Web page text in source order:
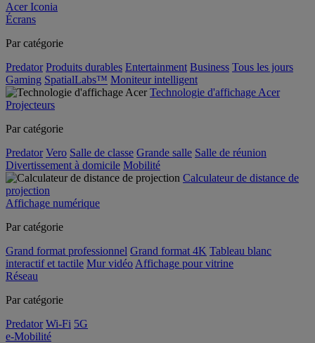
Acer Iconia
Écrans
Par catégorie
Predator Produits durables Entertainment Business Tous les jours
Gaming SpatialLabs™ Moniteur intelligent
Technologie d'affichage Acer
Projecteurs
Par catégorie
Predator Vero Salle de classe Grande salle Salle de réunion
Divertissement à domicile Mobilité
Calculateur de distance de
projection
Affichage numérique
Par catégorie
Grand format professionnel Grand format 4K Tableau blanc
interactif et tactile Mur vidéo Affichage pour vitrine
Réseau
Par catégorie
Predator Wi-Fi 5G
e-Mobilité